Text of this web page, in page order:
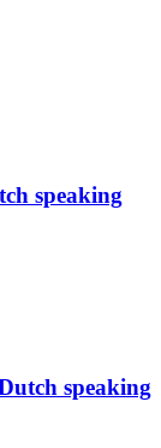
speaking
speaking